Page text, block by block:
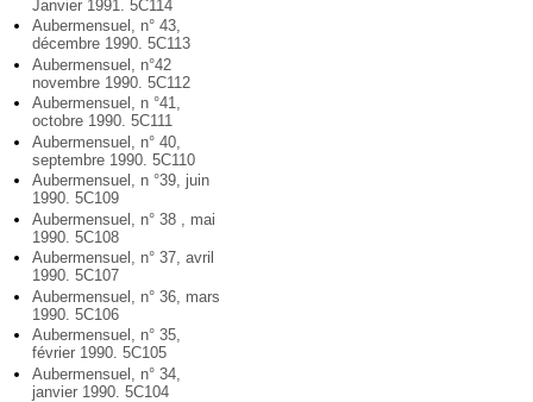
Janvier 1991. 5C114
Aubermensuel, n° 43,
décembre 1990. 5C113
Aubermensuel, n°42
novembre 1990. 5C112
Aubermensuel, n °41,
octobre 1990. 5C111
Aubermensuel, n° 40,
septembre 1990. 5C110
Aubermensuel, n °39, juin
1990. 5C109
Aubermensuel, n° 38 , mai
1990. 5C108
Aubermensuel, n° 37, avril
1990. 5C107
Aubermensuel, n° 36, mars
1990. 5C106
Aubermensuel, n° 35,
février 1990. 5C105
Aubermensuel, n° 34,
janvier 1990. 5C104